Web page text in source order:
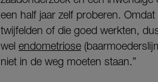
een half jaar zelf proberen.
twijfelden of die goed werkten,
wel endometriose
niet in de weg moeten staan.”